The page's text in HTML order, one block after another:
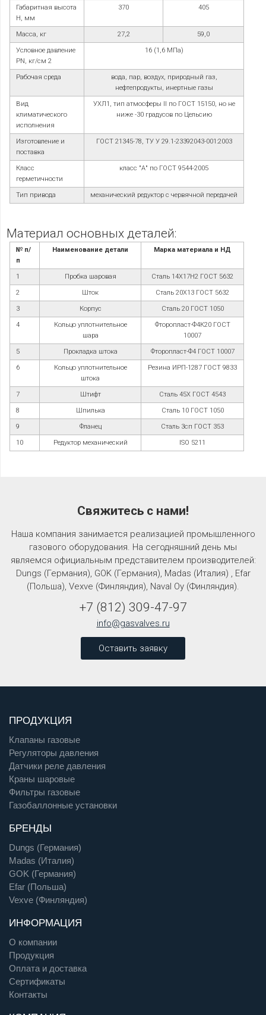
Габаритная высота
H, мм
370 405
Масса, кг 27,2 59,0
Условное давление
PN, кг/см 2
16 (1,6 МПа)
Рабочая среда
вода, пар, воздух, природный газ,
нефтепродукты, инертные газы
Вид
климатического
исполнения
УХЛ1, тип атмосферы II по ГОСТ 15150, но не
ниже -30 градусов по Цельсию
Изготовление и
поставка
ГОСТ 21345-78, ТУ У 29.1-23392043-001:2003
Класс
герметичности
класс "А" по ГОСТ 9544-2005
Тип привода механический редуктор с червячной передачей
Материал основных деталей:
№ п/
п
Наименование детали Марка материала и НД
1 Пробка шаровая Сталь 14Х17Н2 ГОСТ 5632
2 Шток Сталь 20Х13 ГОСТ 5632
3 Корпус Сталь 20 ГОСТ 1050
4
Кольцо уплотнительное
шара
Фторопласт-Ф4К20 ГОСТ
10007
5 Прокладка штока Фторопласт-Ф4 ГОСТ 10007
6
Кольцо уплотнительное
штока
Резина ИРП-1287 ГОСТ 9833
7 Штифт Сталь 45Х ГОСТ 4543
8 Шпилька Сталь 10 ГОСТ 1050
9 Фланец Сталь 3сп ГОСТ 353
10 Редуктор механический ISO 5211
Свяжитесь с нами!
Наша компания занимается реализацией промышленного
газового оборудования. На сегодняшний день мы
являемся официальным представителем производителей:
Dungs (Германия), GOK (Германия), Madas (Италия) , Efar
(Польша), Vexve (Финляндия), Naval Oy (Финляндия).
+7 (812) 309-47-97
info@gasvalves.ru
Оставить заявку
ПРОДУКЦИЯ
Клапаны газовые
Регуляторы давления
Датчики реле давления
Краны шаровые
Фильтры газовые
Газобаллонные установки
БРЕНДЫ
Dungs (Германия)
Madas (Италия)
GOK (Германия)
Efar (Польша)
Vexve (Финляндия)
ИНФОРМАЦИЯ
О компании
Продукция
Оплата и доставка
Сертификаты
Контакты